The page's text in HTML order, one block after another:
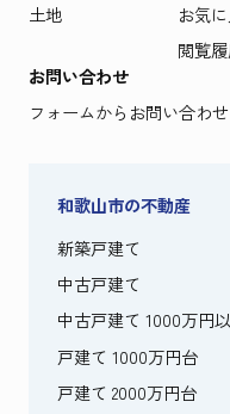
土地
お気
閲覧
お問い合わせ
フォームからお問い合わせ
和歌山市の不動産
新築戸建て
中古戸建て
中古戸建て 1000万円
戸建て 1000万円台
戸建て 2000万円台